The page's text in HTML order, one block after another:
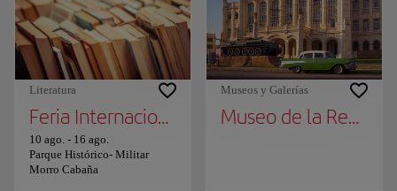
Literatura
Feria Internacional del Libro de La Habana
10 ago. - 16 ago.
Parque Histórico- Militar
Morro Cabaña
Museos y Galerías
Museo de la